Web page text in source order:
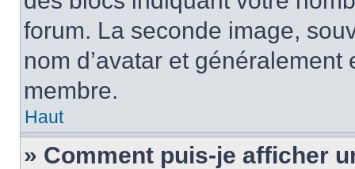
forum. La seconde image,
nom d’avatar et
membre.
Haut
» Comment puis-je afficher